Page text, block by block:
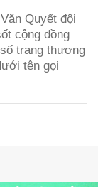
Quyết đội
cộng đồng
trang thương
tên gọi